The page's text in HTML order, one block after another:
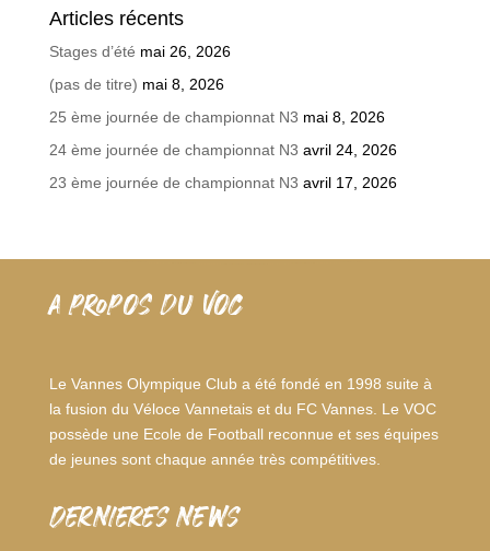
Articles récents
Stages d’été mai 26, 2026
(pas de titre) mai 8, 2026
25 ème journée de championnat N3 mai 8, 2026
24 ème journée de championnat N3 avril 24, 2026
23 ème journée de championnat N3 avril 17, 2026
A PROPOS DU VOC
Le Vannes Olympique Club a été fondé en 1998 suite à
la fusion du Véloce Vannetais et du FC Vannes. Le VOC
possède une Ecole de Football reconnue et ses équipes
de jeunes sont chaque année très compétitives.
dernieres news